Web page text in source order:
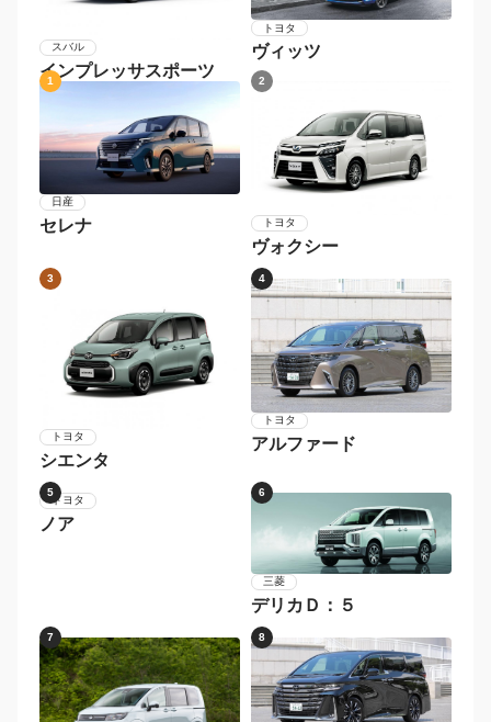
スバル
インプレッサスポーツ
トヨタ
ヴィッツ
1
日産
セレナ
2
トヨタ
ヴォクシー
3
トヨタ
シエンタ
4
トヨタ
アルファード
5
ノア
6
三菱
デリカＤ：５
7